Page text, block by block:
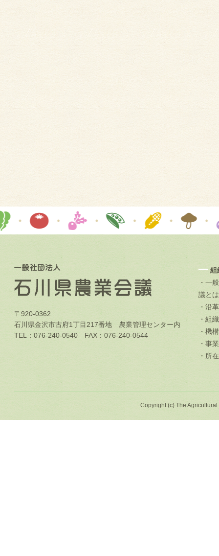
〒920-0362
石川県金沢市古府1丁目217番地 農業管理センター内
TEL：076-240-0540 FAX：076-240-0544
組
・一
議とは
・沿革
・組
・機
・事
・所
Copyright (c) The